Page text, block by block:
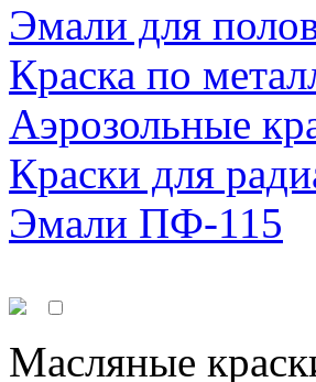
Эмали для
Краска по
Аэрозольные
Краски для
Эмали ПФ-115
Масляные